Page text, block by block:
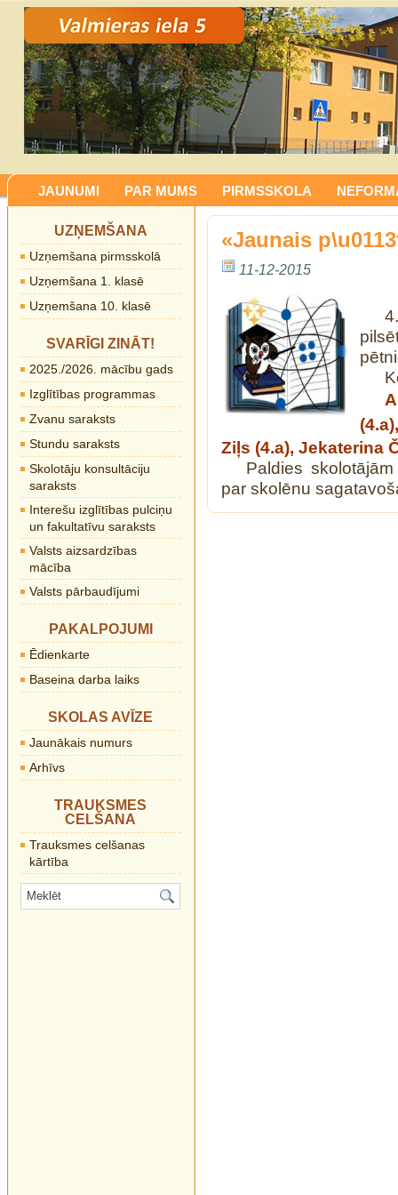
JAUNUMI PAR MUMS PIRMSSKOLA
UZŅEMŠANA
Uzņemšana pirmsskolā
Uzņemšana 1. klasē
Uzņemšana 10. klasē
SVARĪGI ZINĀT!
2025./2026. mācību gads
Izglītības programmas
Zvanu saraksts
Stundu saraksts
Skolotāju konsultāciju
saraksts
Interešu izglītības pulciņu
un fakultatīvu saraksts
Valsts aizsardzības
mācība
Valsts pārbaudījumi
PAKALPOJUMI
Ēdienkarte
Baseina darba laiks
SKOLAS AVĪZE
Jaunākais numurs
Arhīvs
TRAUKSMES
CELŠANA
Trauksmes celšanas
kārtība
«Jaunais
11-12-2015
Ziļs (4.a), Jekaterina
Paldies
par skolēnu